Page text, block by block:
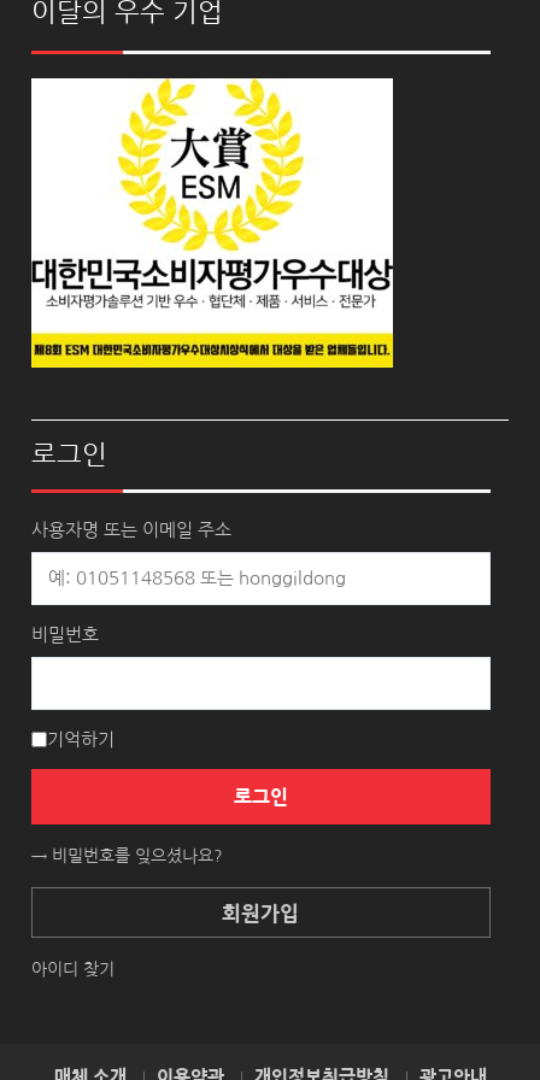
이달의 우수 기업
로그인
사용자명 또는 이메일 주소
비밀번호
기억하기
로그인
→ 비밀번호를 잊으셨나요?
회원가입
아이디 찾기